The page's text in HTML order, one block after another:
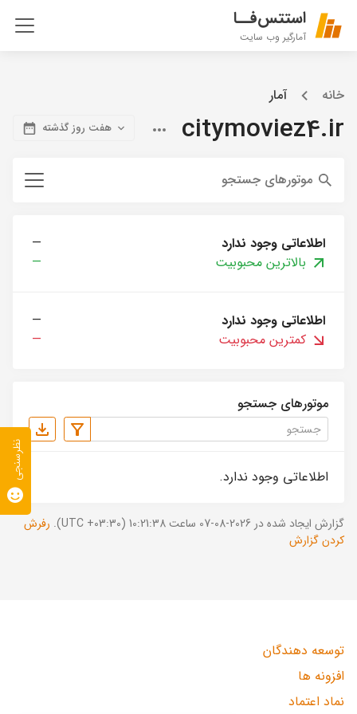
استتس‌فــا
آمارگیر وب سایت
خانه آمار
citymoviez4.ir هفت روز گذشته
موتورهای جستجو
اطلاعاتی وجود ندارد
—
بالاترین محبوبیت
—
اطلاعاتی وجود ندارد
—
کمترین محبوبیت
—
موتورهای جستجو
اطلاعاتی وجود ندارد.
گزارش ایجاد شده در 2026-08-07 ساعت 10:21:38 (UTC +03:30).
رفرش
کردن گزارش
توسعه دهندگان
افزونه ها
نماد اعتماد
نظرسنجی